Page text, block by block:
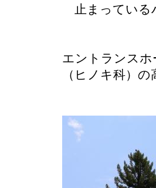
止まっている
エントランス
（ヒノキ科）